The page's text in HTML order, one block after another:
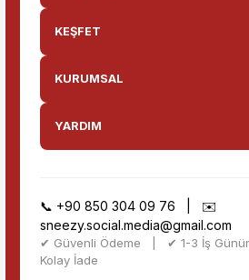
KEŞFET
KURUMSAL
YARDIM
📞 +90 850 304 09 76 | ✉️
sneezy.social.media@gmail.com
✔ Güvenli Ödeme | ✔ 1-3 İş
Kolay İade